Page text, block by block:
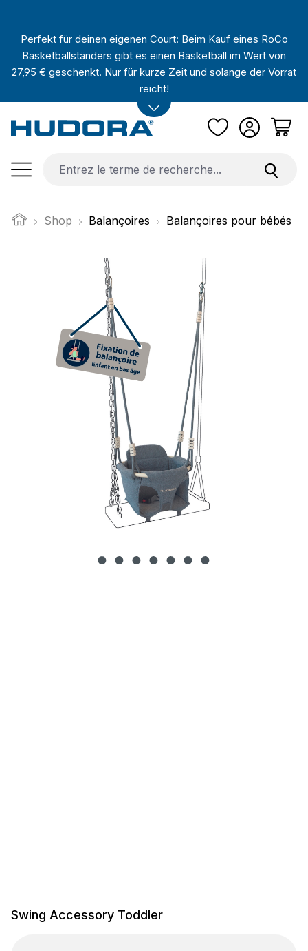
Perfekt für deinen eigenen Court: Beim Kauf eines RoCo
Basketballständers gibt es einen Basketball im Wert von
27,95 € geschenkt. Nur für kurze Zeit und solange der Vorrat
reicht!
Shop Balançoires Balançoires pour bébés
Ignorer la galerie d'images
Swing Accessory Toddler